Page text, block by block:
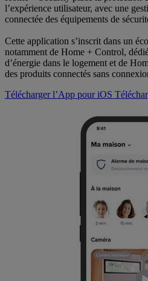
l’expérience utilisateur, avec une
connectée des équipements de
Cette application s’inscrit dans un
notamment de Home + Control,
d’énergie dans le logement et de
des produits connectés sans
Télécharger l’App pour iOS